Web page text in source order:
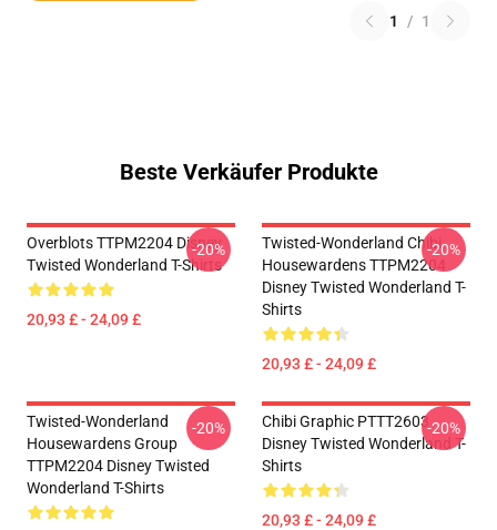
1 / 1
Beste Verkäufer Produkte
Overblots TTPM2204 Disney
Twisted Wonderland T-Shirts
20,93 £ - 24,09 £
-20%
Twisted-Wonderland Chibi
Housewardens TTPM2204
Disney Twisted Wonderland T-
Shirts
20,93 £ - 24,09 £
-20%
Twisted-Wonderland
Housewardens Group
TTPM2204 Disney Twisted
Wonderland T-Shirts
-20%
Chibi Graphic PTTT2603
Disney Twisted Wonderland T-
Shirts
20,93 £ - 24,09 £
-20%